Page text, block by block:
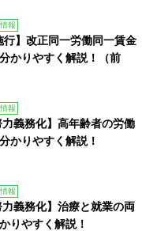
報
行】改正同一労働同一賃金
かりやすく解説！（前
報
力義務化】高年齢者の労働
かりやすく解説！
報
力義務化】治療と就業の両
りやすく解説！